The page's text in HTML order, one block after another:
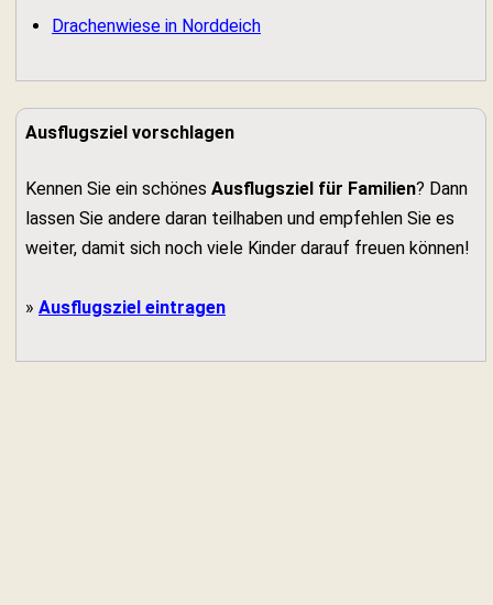
Drachenwiese in Norddeich
Ausflugsziel vorschlagen
Kennen Sie ein schönes Ausflugsziel für Familien? Dann
lassen Sie andere daran teilhaben und empfehlen Sie es
weiter, damit sich noch viele Kinder darauf freuen können!
» Ausflugsziel eintragen